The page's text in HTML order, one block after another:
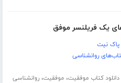
یک فریلنسر موفق
نیت
روانشناسی
دانلود کتاب موفقیت، موفقیت،روانشناسی